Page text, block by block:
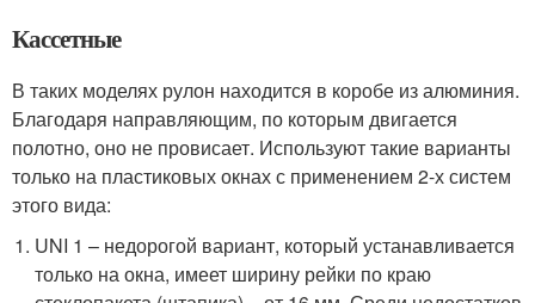
Кассетные
В таких моделях рулон находится в коробе из алюминия.
Благодаря направляющим, по которым двигается
полотно, оно не провисает. Используют такие варианты
только на пластиковых окнах с применением 2-х систем
этого вида:
UNI 1 – недорогой вариант, который устанавливается
только на окна, имеет ширину рейки по краю